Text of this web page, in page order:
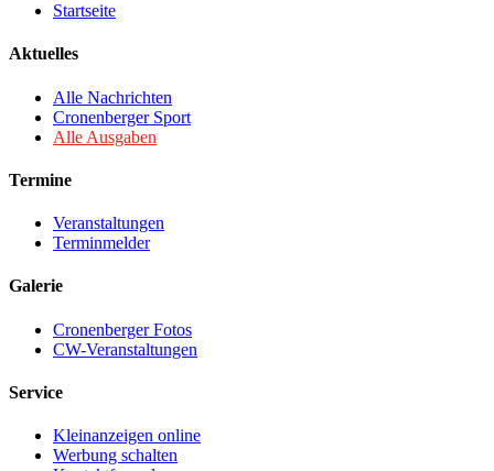
Startseite
Aktuelles
Alle Nachrichten
Cronenberger Sport
Alle Ausgaben
Termine
Veranstaltungen
Terminmelder
Galerie
Cronenberger Fotos
CW-Veranstaltungen
Service
Kleinanzeigen online
Werbung schalten